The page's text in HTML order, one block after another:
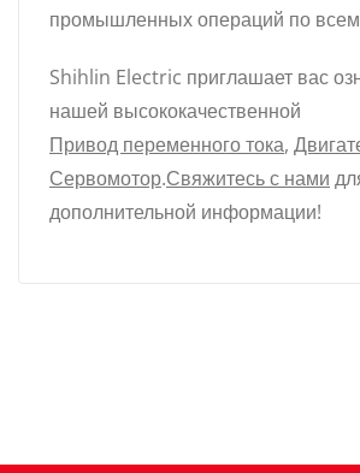
промышленных операций по
Shihlin Electric приглашает вас
нашей высококачественной
Привод переменного тока,
Сервомотор.Свяжитесь с нами
дополнительной информации!